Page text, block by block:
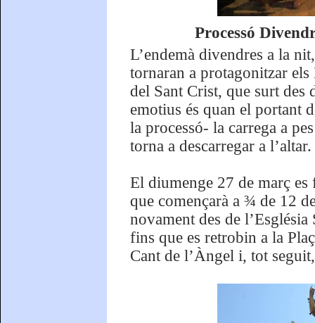
Processó
L’endemà divendres a la
tornaran a protagonitzar els
del Sant Crist, que surt des
emotius és quan el portant
la processó- la carrega a
torna a descarregar a l’altar.
El diumenge 27 de març es
que començarà a ¾ de 12
novament des de
fins que es retrobin a la
Cant de l’Àngel i, tot